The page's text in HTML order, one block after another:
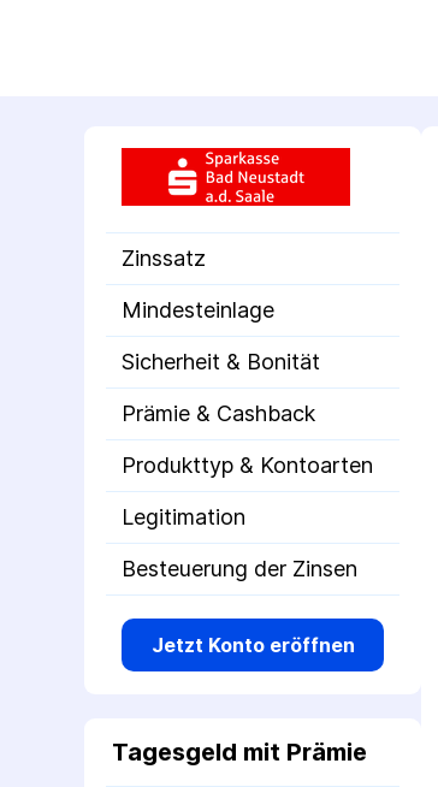
Zinssatz
Mindesteinlage
Sicherheit & Bonität
Prämie & Cashback
Produkttyp & Kontoarten
Legitimation
Besteuerung der Zinsen
Jetzt Konto eröffnen
Tagesgeld mit Prämie